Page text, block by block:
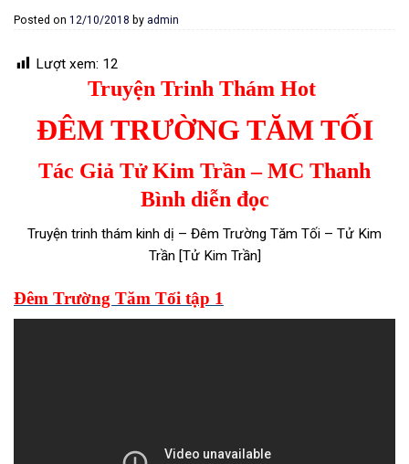
Posted on 12/10/2018 by admin
Lượt xem: 12
Truyện Trinh Thám Hot
ĐÊM TRƯỜNG TĂM TỐI
Tác Giả Tử Kim Trần – MC Thanh
Bình diễn đọc
Truyện trinh thám kinh dị – Đêm Trường Tăm Tối – Tử Kim
Trần [Tử Kim Trần]
Đêm Trường Tăm Tối tập 1